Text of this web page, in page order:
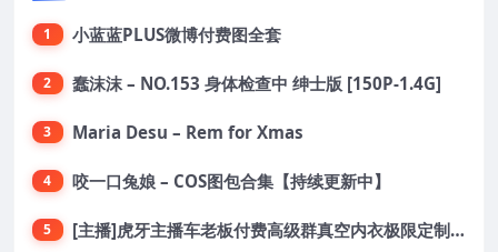
1 小蓝蓝PLUS微博付费图全套
2 蠢沫沫 – NO.153 身体检查中 绅士版 [150P-1.4G]
3 Maria Desu – Rem for Xmas
4 咬一口兔娘 – COS图包合集【持续更新中】
5 [主播]虎牙主播车老板付费高级群真空内衣极限定制8分19